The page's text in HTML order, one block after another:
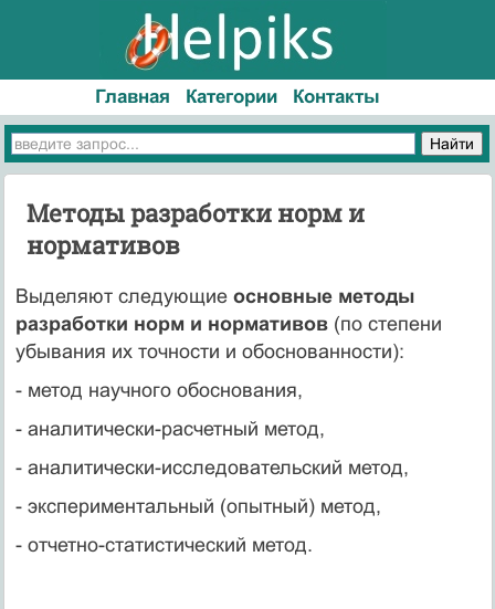
Главная Категории Контакты
Методы разработки норм и
нормативов
Выделяют следующие основные методы
разработки норм и нормативов(по степени
убывания их точности и обоснованности):
- метод научного обоснования,
- аналитически-расчетный метод,
- аналитически-исследовательский метод,
- экспериментальный (опытный) метод,
- отчетно-статистический метод.